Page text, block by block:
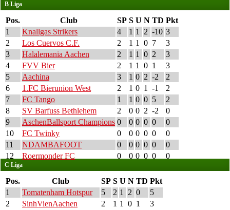
B Liga
Pos. Club SP S U N TD Pkt
1
Knallgas Strikers 4 1 1 2 -10 3
2
Los Cuervos C.F. 2 1 1 0 7
3
3
Halalemania Aachen 2 1 1 0 2
3
4
FVV Bier 2 1 1 0 1
3
5
Aachina 3 1 0 2 -2
2
6
1.FC Bierunion West 2 1 0 1 -1
2
7
FC Tango 1 1 0 0 5
2
8
SV Barfuss Bethlehem 2 0 0 2 -2
0
9
AschenBallsport Champions 0 0 0 0 0
0
10
FC Twinky 0 0 0 0 0
0
11
NDAMBAFOOT 0 0 0 0 0
0
12
Roermonder FC 0 0 0 0 0 0
C Liga
Pos. Club SP S U N TD Pkt
1
Tomatenham Hotspur 5 2 1 2 0
5
2
SinhVienAachen 2 1 1 0 1
3